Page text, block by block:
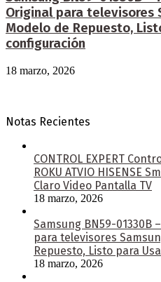
Original para televisores
Modelo de Repuesto,
configuración
18 marzo, 2026
Notas Recientes
CONTROL EXPERT
ROKU ATVIO HISENSE
Claro Video Pantalla TV
18 marzo, 2026
Samsung BN59-01330B
para televisores
Repuesto, Listo para
18 marzo, 2026